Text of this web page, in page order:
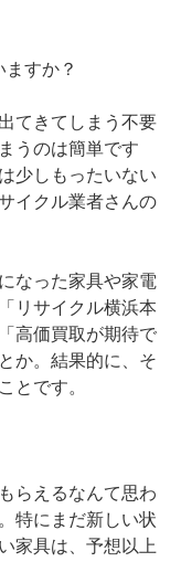
すか？
てきてしまう不要
うのは簡単です
少しもったいない
イクル業者さんの
なった家具や家電
リサイクル横浜本
高価買取が期待で
か。結果的に、そ
とです。
らえるなんて思わ
特にまだ新しい状
家具は、予想以上